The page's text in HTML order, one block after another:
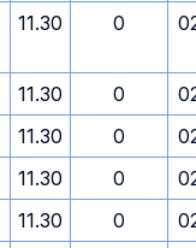
11.30 0
11.30 0
11.30 0
11.30 0
11.30 0